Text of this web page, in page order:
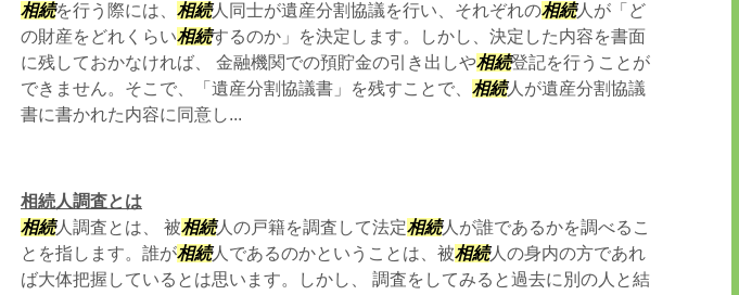
相続を行う際には、 相続人同士が遺産分割協議を行い、それぞれの相続人が「ど
の財産をどれくらい相続するのか」を決定します。しかし、決定した内容を書面
に残しておかなければ、 金融機関での預貯金の引き出しや相続登記を行うことが
できません。そこで、「遺産分割協議書」を残すことで、 相続人が遺産分割協議
書に書かれた内容に同意し...
相続人調査とは
相続人調査とは、 被相続人の戸籍を調査して法定相続人が誰であるかを調べるこ
とを指します。誰が相続人であるのかということは、被相続人の身内の方であれ
ば大体把握しているとは思います。しかし、 調査をしてみると過去に別の人と結